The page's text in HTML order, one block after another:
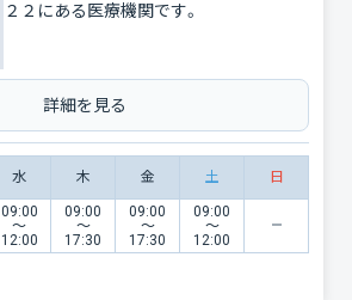
２２にある医療機関です。
詳細を見る
水 木 金 土 日
09:00
〜
12:00
09:00
〜
17:30
09:00
〜
17:30
09:00
〜
12:00